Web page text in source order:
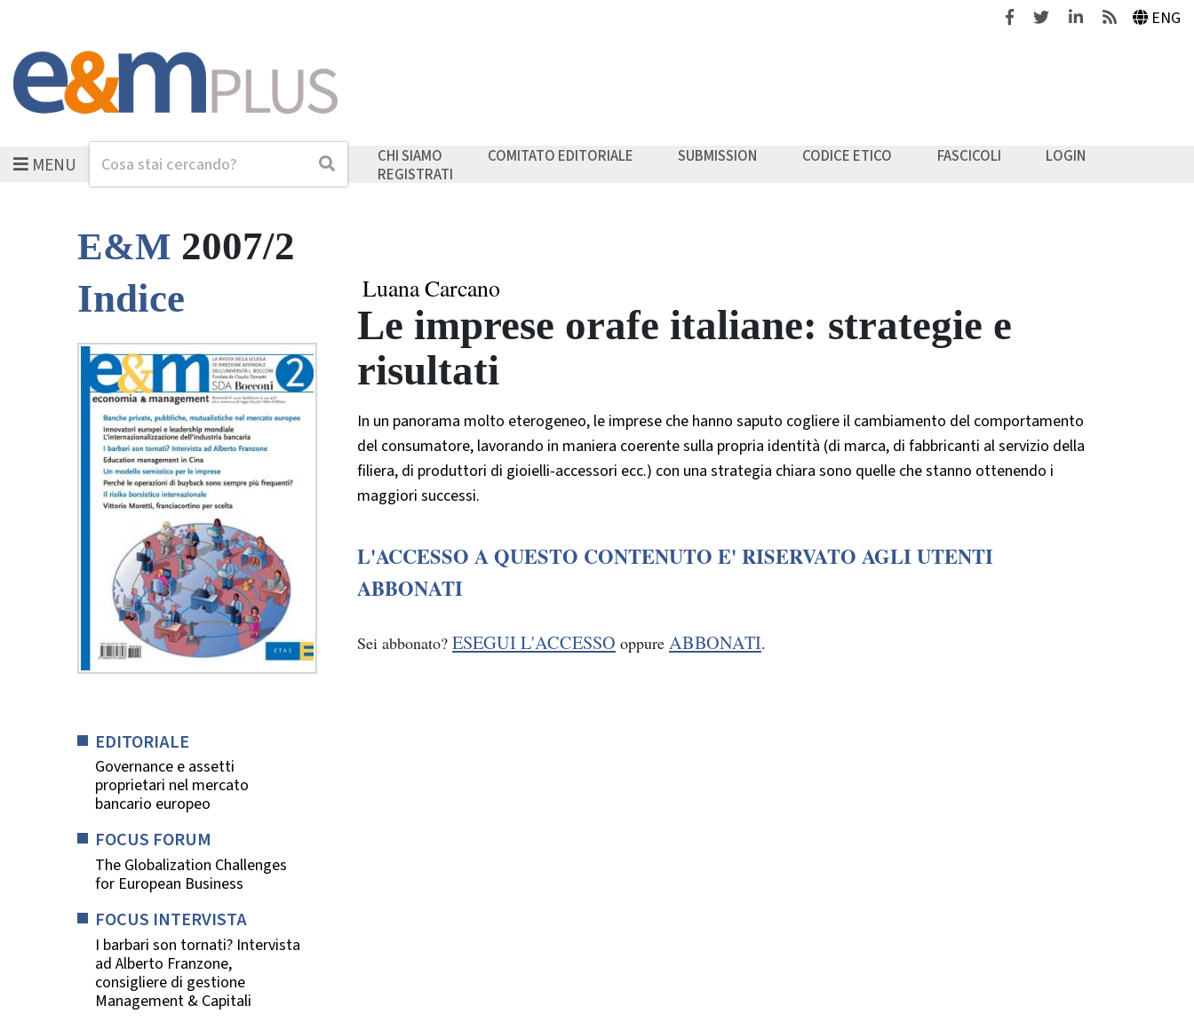
FacebookTwitterLinkedinFeeds ENG
MENUCerca Cerca CHI SIAMO COMITATO EDITORIALE SUBMISSION CODICE ETICO FASCICOLI
LOGIN
REGISTRATI
E&M 2007/2
Indice
EDITORIALE
Governance e assetti
proprietari nel mercato
bancario europeo
FOCUS FORUM
The Globalization Challenges
for European Business
FOCUS INTERVISTA
I barbari son tornati? Intervista
ad Alberto Franzone,
consigliere di gestione
Management & Capitali
Luana Carcano
Le imprese orafe italiane: strategie e
risultati
In un panorama molto eterogeneo, le imprese che hanno saputo cogliere il cambiamento del comportamento
del consumatore, lavorando in maniera coerente sulla propria identità (di marca, di fabbricanti al servizio della
filiera, di produttori di gioielli-accessori ecc.) con una strategia chiara sono quelle che stanno ottenendo i
maggiori successi.
L'ACCESSO A QUESTO CONTENUTO E' RISERVATO AGLI UTENTI
ABBONATI
Sei abbonato? ESEGUI L'ACCESSO oppure ABBONATI.